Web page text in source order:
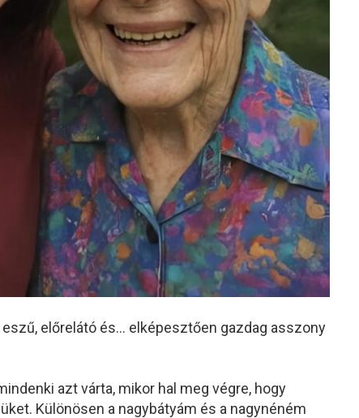
előrelátó és… elképesztően gazdag asszony
azt várta, mikor hal meg végre, hogy
Különösen a nagybátyám és a nagynéném